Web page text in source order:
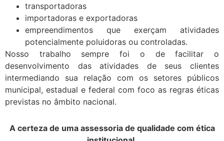
transportadoras
importadoras e exportadoras
empreendimentos que exerçam atividades
potencialmente poluidoras ou controladas.
Nosso trabalho sempre foi o de facilitar o
desenvolvimento das atividades de seus clientes
intermediando sua relação com os setores públicos
municipal, estadual e federal com foco as regras éticas
previstas no âmbito nacional.
A certeza de uma assessoria de qualidade com ética